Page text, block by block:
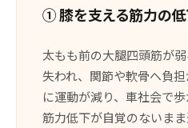
① 膝を支える筋力の
太もも前の大腿四頭筋が
失われ、関節や軟骨へ負
に運動が減り、車社会で
筋力低下が自覚のないま